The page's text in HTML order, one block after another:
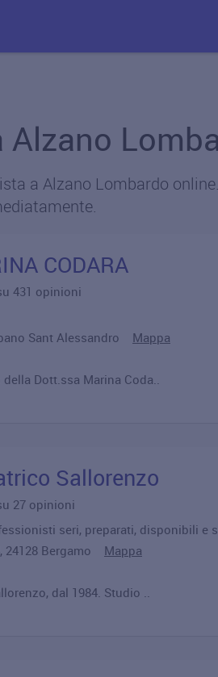
a Alzano Lombardo
CODARA
431 opinioni
Sant Alessandro Mappa
Dott.ssa Marina Coda..
Sallorenzo
27 opinioni
seri, preparati, disponibili e
24128 Bergamo Mappa
dal 1984. Studio ..